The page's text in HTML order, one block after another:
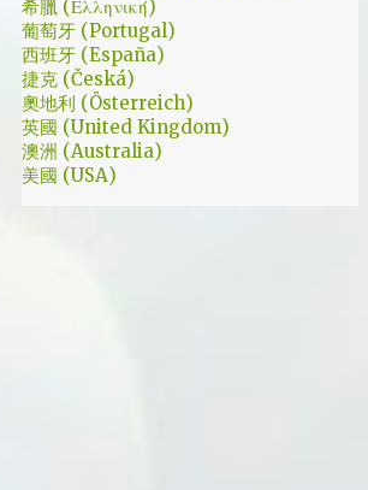
場戲。然後我知道，我放不下這部劇了。 但
這編劇藥下的好猛，同一集還不肯放手。結尾
細節就不說了，硬是收的漂亮 - 這麼棒的劇才
第四集，不禁讓我倍感期待，也開始每週期待
上演的時間。 還加了Prison Break的梗，剛好
我就是PB的劇迷呀!!! 這應該是很感人的橋
希臘 (Ελληνική)
葡萄牙 (Portugal)
西班牙 (España)
捷克 (Česká)
奧地利 (Österreich)
英國 (United Kingdom)
澳洲 (Australia)
美國 (USA)